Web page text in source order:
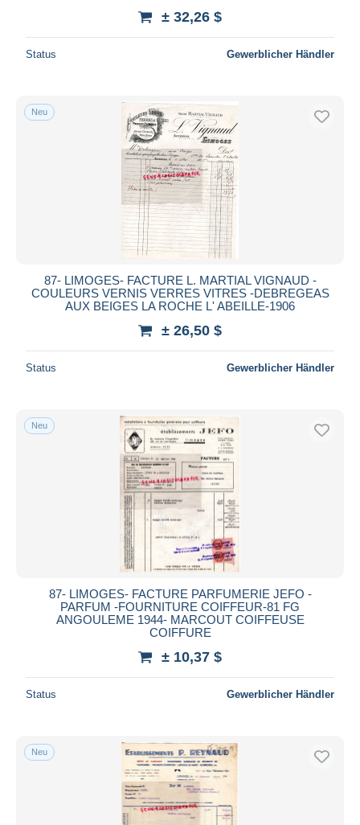
± 32,26 $
Status Gewerblicher Händler
Neu
87- LIMOGES- FACTURE L. MARTIAL VIGNAUD -
COULEURS VERNIS VERRES VITRES -DEBREGEAS
AUX BEIGES LA ROCHE L' ABEILLE-1906
± 26,50 $
Status Gewerblicher Händler
Neu
87- LIMOGES- FACTURE PARFUMERIE JEFO -
PARFUM -FOURNITURE COIFFEUR-81 FG
ANGOULEME 1944- MARCOUT COIFFEUSE
COIFFURE
± 10,37 $
Status Gewerblicher Händler
Neu